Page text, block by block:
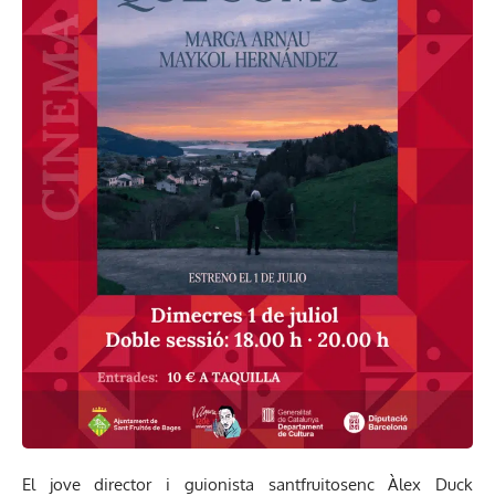
El jove director i guionista santfruitosenc Àlex Duck